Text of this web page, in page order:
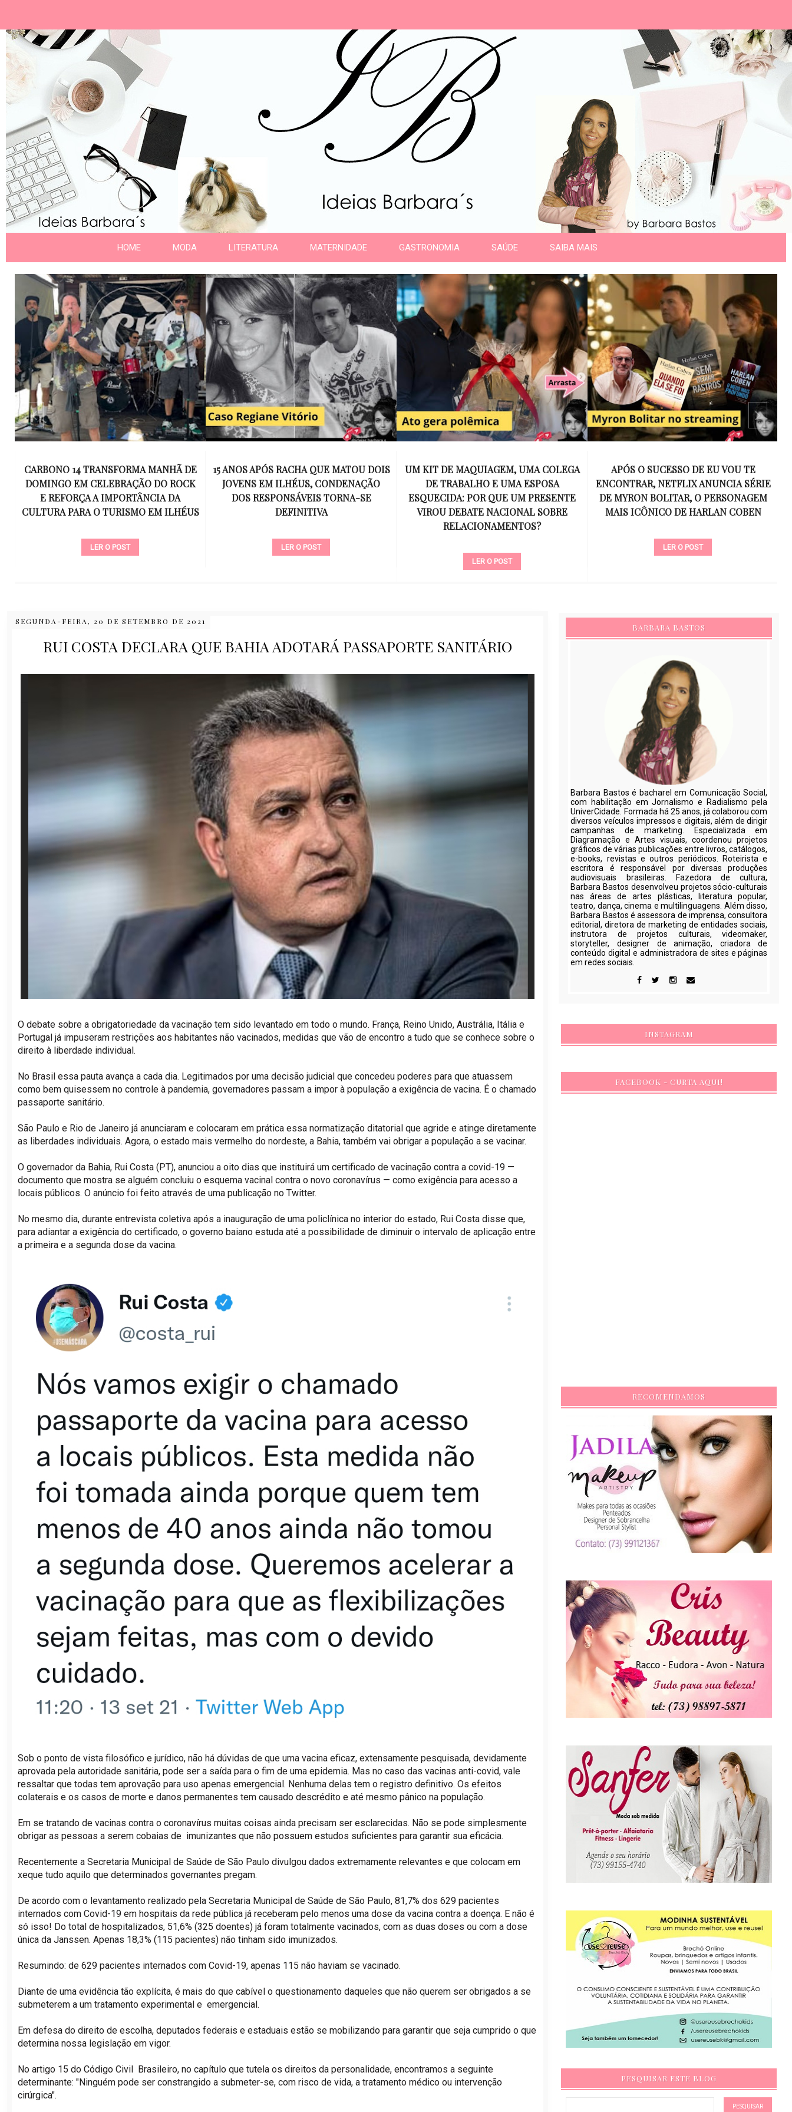
HOME MODA LITERATURA MATERNIDADE GASTRONOMIA SAÚDE SAIBA MAIS
15 ANOS APÓS RACHA QUE MATOU DOIS
JOVENS EM ILHÉUS, CONDENAÇÃO
DOS RESPONSÁVEIS TORNA-SE
DEFINITIVA
LER O POST
UM KIT DE MAQUIAGEM, UMA COLEGA
DE TRABALHO E UMA ESPOSA
ESQUECIDA: POR QUE UM PRESENTE
VIROU DEBATE NACIONAL SOBRE
APÓS O SUCESSO DE EU VOU TE
ENCONTRAR, NETFLIX ANUNCIA SÉRIE
DE MYRON BOLITAR, O PERSONAGEM
MAIS ICÔNICO DE HARLAN COBEN
15 ANOS SEM AMY WINEHOUSE: A VOZ
INESQUECÍVEL QUE REVOLUCIONOU A
MÚSICA E SE TORNOU UM SÍMBOLO
DE UMA GERAÇÃO
LER O POST
SEGUNDA-FEIRA, 20 DE SETEMBRO DE 2021
RUI COSTA DECLARA QUE BAHIA ADOTARÁ PASSAPORTE SANITÁRIO
O debate sobre a obrigatoriedade da vacinação tem sido levantado em todo o mundo. França, Reino Unido, Austrália, Itália e
Portugal já impuseram restrições aos habitantes não vacinados, medidas que vão de encontro a tudo que se conhece sobre o
direito à liberdade individual.
No Brasil essa pauta avança a cada dia. Legitimados por uma decisão judicial que concedeu poderes para que atuassem
como bem quisessem no controle à pandemia, governadores passam a impor à população a exigência de vacina. É o chamado
passaporte sanitário.
São Paulo e Rio de Janeiro já anunciaram e colocaram em prática essa normatização ditatorial que agride e atinge diretamente
as liberdades individuais. Agora, o estado mais vermelho do nordeste, a Bahia, também vai obrigar a população a se vacinar.
O governador da Bahia, Rui Costa (PT), anunciou a oito dias que instituirá um certificado de vacinação contra a covid-19 —
documento que mostra se alguém concluiu o esquema vacinal contra o novo coronavírus — como exigência para acesso a
locais públicos. O anúncio foi feito através de uma publicação no Twitter.
No mesmo dia, durante entrevista coletiva após a inauguração de uma policlínica no interior do estado, Rui Costa disse que,
para adiantar a exigência do certificado, o governo baiano estuda até a possibilidade de diminuir o intervalo de aplicação entre
a primeira e a segunda dose da vacina.
Sob o ponto de vista filosófico e jurídico, não há dúvidas de que uma vacina eficaz, extensamente pesquisada, devidamente
aprovada pela autoridade sanitária, pode ser a saída para o fim de uma epidemia. Mas no caso das vacinas anti-covid, vale
ressaltar que todas tem aprovação para uso apenas emergencial. Nenhuma delas tem o registro definitivo. Os efeitos
colaterais e os casos de morte e danos permanentes tem causado descrédito e até mesmo pânico na população.
Em se tratando de vacinas contra o coronavírus muitas coisas ainda precisam ser esclarecidas. Não se pode simplesmente
obrigar as pessoas a serem cobaias de imunizantes que não possuem estudos suficientes para garantir sua eficácia.
Recentemente a Secretaria Municipal de Saúde de São Paulo divulgou dados extremamente relevantes e que colocam em
xeque tudo aquilo que determinados governantes pregam.
De acordo com o levantamento realizado pela Secretaria Municipal de Saúde de São Paulo, 81,7% dos 629 pacientes
internados com Covid-19 em hospitais da rede pública já receberam pelo menos uma dose da vacina contra a doença. E não é
só isso! Do total de hospitalizados, 51,6% (325 doentes) já foram totalmente vacinados, com as duas doses ou com a dose
única da Janssen. Apenas 18,3% (115 pacientes) não tinham sido imunizados.
Resumindo: de 629 pacientes internados com Covid-19, apenas 115 não haviam se vacinado.
Diante de uma evidência tão explícita, é mais do que cabível o questionamento daqueles que não querem ser obrigados a se
submeterem a um tratamento experimental e emergencial.
Em defesa do direito de escolha, deputados federais e estaduais estão se mobilizando para garantir que seja cumprido o que
determina nossa legislação em vigor.
No artigo 15 do Código Civil Brasileiro, no capítulo que tutela os direitos da personalidade, encontramos a seguinte
determinante: "Ninguém pode ser constrangido a submeter-se, com risco de vida, a tratamento médico ou intervenção
cirúrgica".
BARBARA BASTOS
Barbara Bastos é bacharel em Comunicação Social,
com habilitação em Jornalismo e Radialismo pela
UniverCidade. Formada há 25 anos, já colaborou com
diversos veículos impressos e digitais, além de dirigir
campanhas de marketing. Especializada em
Diagramação e Artes visuais, coordenou projetos
gráficos de várias publicações entre livros, catálogos,
e-books, revistas e outros periódicos. Roteirista e
escritora é responsável por diversas produções
audiovisuais brasileiras. Fazedora de cultura,
Barbara Bastos desenvolveu projetos sócio-culturais
nas áreas de artes plásticas, literatura popular,
teatro, dança, cinema e multilinguagens. Além disso,
Barbara Bastos é assessora de imprensa, consultora
editorial, diretora de marketing de entidades sociais,
instrutora de projetos culturais, videomaker,
storyteller, designer de animação, criadora de
conteúdo digital e administradora de sites e páginas
em redes sociais.
INSTAGRAM
FACEBOOK - CURTA AQUI!
RECOMENDAMOS
PESQUISAR ESTE BLOG